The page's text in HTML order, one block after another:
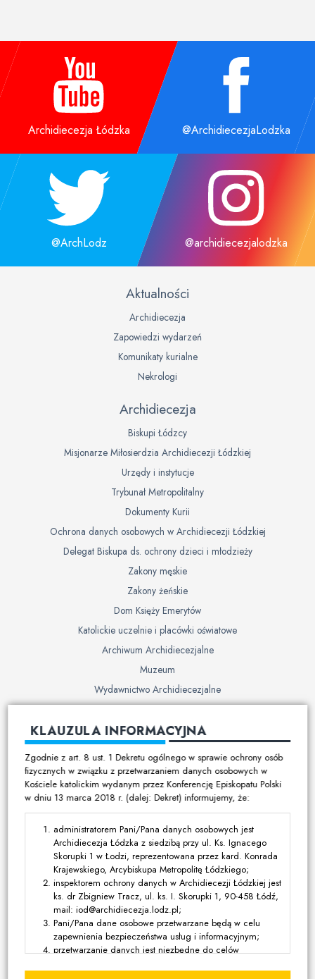
Archidiecezja Łódzka @ArchidiecezjaLodzka
@ArchLodz @archidiecezjalodzka
Aktualności
Archidiecezja
Zapowiedzi wydarzeń
Komunikaty kurialne
Nekrologi
Archidiecezja
Biskupi Łódzcy
Misjonarze Miłosierdzia Archidiecezji Łódzkiej
Urzędy i instytucje
Trybunał Metropolitalny
Dokumenty Kurii
Ochrona danych osobowych w Archidiecezji Łódzkiej
Delegat Biskupa ds. ochrony dzieci i młodzieży
Zakony męskie
Zakony żeńskie
Dom Księży Emerytów
Katolickie uczelnie i placówki oświatowe
Archiwum Archidiecezjalne
Muzeum
Wydawnictwo Archidiecezjalne
Cmentarze
Duszpasterstwo
Program duszpasterski
Kalendarz pracy duszpasterskiej
Duszpasterstwo specjalistyczne
Ruchy i stowarzyszenia
Multimedia
Filmy
Zdjęcia
Media katolickie
Kontakt
KLAUZULA INFORMACYJNA
Zgodnie z art. 8 ust. 1 Dekretu ogólnego w sprawie ochrony osób
fizycznych w związku z przetwarzaniem danych osobowych w
Kościele katolickim wydanym przez Konferencję Episkopatu Polski
w dniu 13 marca 2018 r. (dalej: Dekret) informujemy, że:
administratorem Pani/Pana danych osobowych jest
Archidiecezja Łódzka z siedzibą przy ul. Ks. Ignacego
Skorupki 1 w Łodzi, reprezentowana przez kard. Konrada
Krajewskiego, Arcybiskupa Metropolitę Łódzkiego;
inspektorem ochrony danych w Archidiecezji Łódzkiej jest
ks. dr Zbigniew Tracz, ul. ks. I. Skorupki 1, 90-458 Łódź,
mail: iod@archidiecezja.lodz.pl;
Pani/Pana dane osobowe przetwarzane będą w celu
zapewnienia bezpieczeństwa usług i informacyjnym;
przetwarzanie danych jest niezbędne do celów